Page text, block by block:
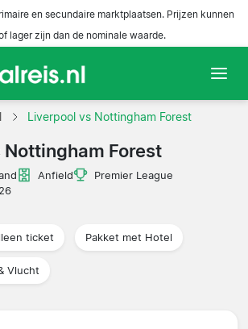
en secundaire marktplaatsen. Prijzen kunnen
lager zijn dan de nominale waarde.
Liverpool vs Nottingham Forest
Forest
Anfield
Premier League
ticket Pakket met Hotel
Vlucht